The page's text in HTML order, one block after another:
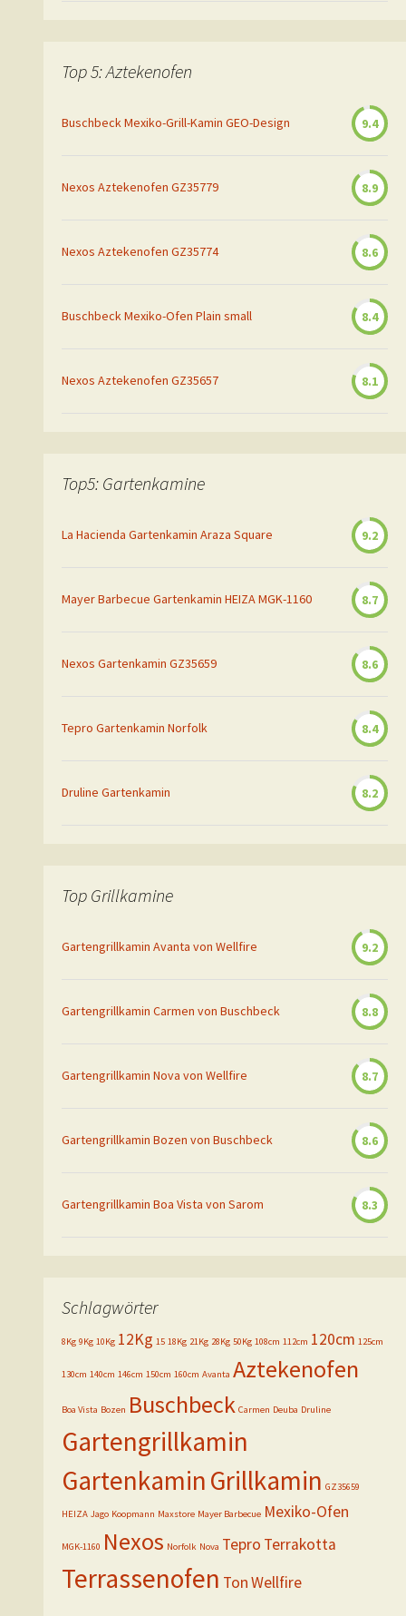
Top 5: Aztekenofen
Buschbeck Mexiko-Grill-Kamin GEO-Design 9.4
Nexos Aztekenofen GZ35779 8.9
Nexos Aztekenofen GZ35774 8.6
Buschbeck Mexiko-Ofen Plain small 8.4
Nexos Aztekenofen GZ35657 8.1
Top5: Gartenkamine
La Hacienda Gartenkamin Araza Square 9.2
Mayer Barbecue Gartenkamin HEIZA MGK-1160 8.7
Nexos Gartenkamin GZ35659 8.6
Tepro Gartenkamin Norfolk 8.4
Druline Gartenkamin 8.2
Top Grillkamine
Gartengrillkamin Avanta von Wellfire 9.2
Gartengrillkamin Carmen von Buschbeck 8.8
Gartengrillkamin Nova von Wellfire 8.7
Gartengrillkamin Bozen von Buschbeck 8.6
Gartengrillkamin Boa Vista von Sarom 8.3
Schlagwörter
8Kg 9Kg 10Kg 12Kg 15 18Kg 21Kg 28Kg 50Kg 108cm 112cm 120cm 125cm
130cm 140cm 146cm 150cm 160cm Avanta Aztekenofen
Boa Vista Bozen Buschbeck Carmen Deuba Druline
Gartengrillkamin
GartenkaminGrillkamin GZ35659
HEIZA Jago Koopmann Maxstore Mayer Barbecue Mexiko-Ofen
MGK-1160 Nexos Norfolk Nova Tepro Terrakotta
Terrassenofen TonWellfire